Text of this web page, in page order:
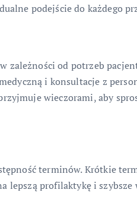
podejście do każdego
zależności od potrzeb
i konsultacje z
wieczorami, aby
terminów. Krótkie
lepszą profilaktykę i